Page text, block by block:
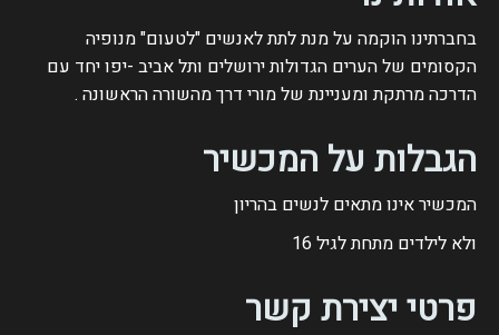
בחברתינו הוקמה על מנת לתת לאנשים "לטעום" מנופיה
הקסומים של הערים הגדולות ירושלים ותל אביב -יפו יחד עם
הדרכה מרתקת ומעניינת של מורי דרך מהשורה הראשונה .
הגבלות על המכשיר
המכשיר אינו מתאים לנשים בהריון
ולא לילדים מתחת לגיל 16
פרטי יצירת קשר